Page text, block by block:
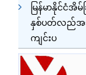
မြန်မာနိုင်ငံအိ
နှစ်ပတ်လည်အ
ကျင်းပ